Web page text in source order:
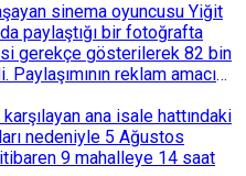
sinema oyuncusu Yiğit
paylaştığı bir fotoğrafta
gerekçe gösterilerek 82 bin
reklam amacı
iptali için yargıya
ana isale hattındaki
nedeniyle 5 Ağustos
9 mahalleye 14 saat